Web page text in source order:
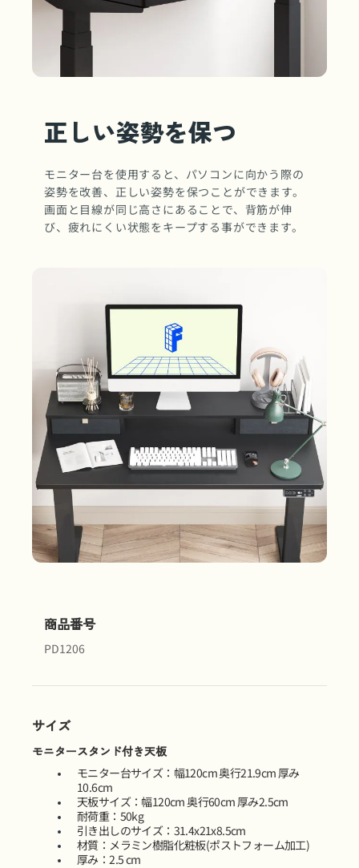
正しい姿勢を保つ
モニター台を使用すると、パソコンに向かう際の
姿勢を改善、正しい姿勢を保つことができます。
画面と目線が同じ高さにあることで、背筋が伸
び、疲れにくい状態をキープする事ができます。
商品番号
PD1206
サイズ
モニタースタンド付き天板
モニター台サイズ：幅120cm 奥行21.9cm 厚み
10.6cm
天板サイズ：幅120cm 奥行60cm 厚み2.5cm
耐荷重：50kg
引き出しのサイズ：31.4x21x8.5cm
材質：メラミン樹脂化粧板(ポストフォーム加工)
厚み：2.5 cm